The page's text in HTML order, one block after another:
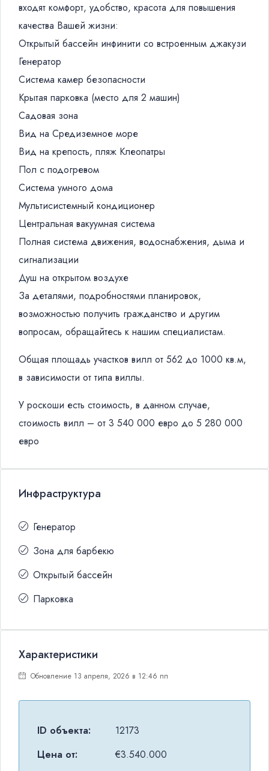
входят комфорт, удобство, красота для повышения
качества Вашей жизни:
Открытый бассейн инфинити со встроенным джакузи
Генератор
Система камер безопасности
Крытая парковка (место для 2 машин)
Садовая зона
Вид на Средиземное море
Вид на крепость, пляж Клеопатры
Пол с подогревом
Система умного дома
Мультисистемный кондиционер
Центральная вакуумная система
Полная система движения, водоснабжения, дыма и
сигнализации
Душ на открытом воздухе
За деталями, подробностями планировок,
возможностью получить гражданство и другим
вопросам, обращайтесь к нашим специалистам.
Общая площадь участков вилл от 562 до 1000 кв.м,
в зависимости от типа виллы.
У роскоши есть стоимость, в данном случае,
стоимость вилл – от 3 540 000 евро до 5 280 000
евро
Инфраструктура
Генератор
Зона для барбекю
Открытый бассейн
Парковка
Характеристики
Обновление 13 апреля, 2026 в 12:46 пп
ID объекта:
12173
Цена от:
€3.540.000